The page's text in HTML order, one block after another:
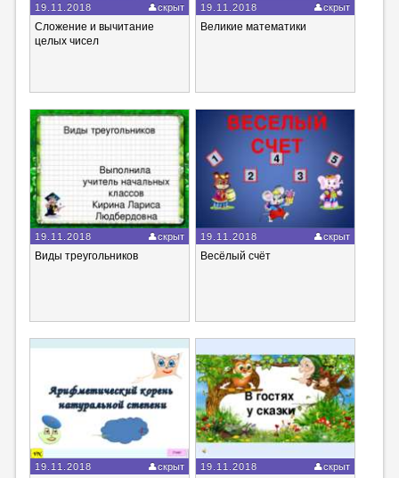
19.11.2018 скрыт
Сложение и вычитание
целых чисел
19.11.2018 скрыт
Великие математики
19.11.2018 скрыт
Виды треугольников
19.11.2018 скрыт
Весёлый счёт
19.11.2018 скрыт 19.11.2018 скрыт